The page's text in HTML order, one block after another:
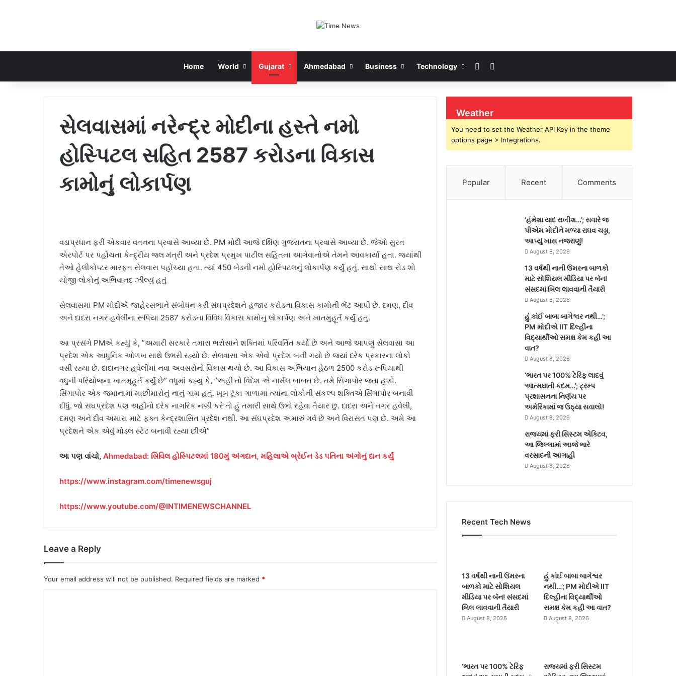
Home World Gujarat Ahmedabad Business Technology Log In
સેલવાસમાં નરેન્દ્ર મોદીના હસ્તે નમો
હોસ્પિટલ સહિત 2587 કરોડના વિકાસ
કામોનું લોકાર્પણ
વડાપ્રધાન ફરી એકવાર વતનના પ્રવાસે આવ્યા છે. PM મોદી આજે દક્ષિણ ગુજરાતના પ્રવાસે આવ્યા છે. જેઓ સુરત
એરપોર્ટ પર પહોંચતા કેન્દ્રીય જલ મંત્રી અને પ્રદેશ પ્રમુખ પાટીલ સહિતના આગેવાનોએ તેમને આવકાર્યા હતા. જ્યાંથી
તેઓ હેલીકોપ્ટર મારફત સેલવાસ પહોંચ્યા હતા. ત્યાં 450 બેડની નમો હોસ્પિટલનું લોકાર્પણ કર્યું હતું. સાથો સાથ રોડ શો
યોજી લોકોનું અભિવાનદ ઝીલ્યું હતું
સેલવાસમાં PM મોદીએ જાહેરસભાને સંબોધન કરી સંઘપ્રદેશને હજાર કરોડના વિકાસ કામોની ભેંટ આપી છે. દમણ, દીવ
અને દાદરા નગર હવેલીના રૂપિયા 2587 કરોડના વિવિધ વિકાસ કામોનું લોકાર્પણ અને ખાતમુહૂર્ત કર્યું હતું.
આ પ્રસંગે PMએ કહ્યું કે, ”અમારી સરકારે તમારા ભરોસાને શક્તિમાં પરિવર્તિત કર્યો છે અને આજે આપણું સેલવાસા આ
પ્રદેશ એક આધુનિક ઓળખ સાથે ઉભરી રહ્યો છે. સેલવાસા એક એવો પ્રદેશ બની ગયો છે જ્યાં દરેક પ્રકારના લોકો
વસી રહ્યા છે. દાદાનગર હવેલીમાં નવા અવસરોનો વિકાસ થયો છે. આ વિકાસ અભિયાન હેઠળ 2500 કરોડ રૂપિયાથી
વધુની પરિયોજના ખાતમૂહુર્ત કર્યું છે” વધુમાં કહ્યું કે, ”અહીં તો વિદેશ એ નાર્મલ બાબત છે. તમે સિંગાપોર જતા હશો.
સિંગાપોર એક જમાનામાં માછીમારોનું નાનું ગામ હતું. ખૂબ ટૂંકા ગાળામાં ત્યાંના લોકોની સંકલ્પ શક્તિએ સિંગાપોર બનાવી
દીધું. જો સંઘપ્રદેશ પણ અહીંનો દરેક નાગરિક નક્કી કરે તો હું તમારી સાથે ઉભો રહેવા તૈયાર છું. દાદરા અને નગર હવેલી,
દમણ અને દીવ અમારા માટે ફક્ત કેન્દ્રશાસિત પ્રદેશ નથી. આ સંઘપ્રદેશ અમારું ગર્વ છે અને વિરાસત પણ છે. અમે આ
પ્રદેશને એક એવું મોડલ સ્ટેટ બનાવી રહ્યા છીએ”
આ પણ વાંચો, Ahmedabad: સિવિલ હોસ્પિટલમાં 180મું અંગદાન, મહિલાએ બ્રેઈન ડેડ પતિના અંગોનું દાન કર્યું
https://www.instagram.com/timenewsguj
https://www.youtube.com/@INTIMENEWSCHANNEL
Leave a Reply
Your email address will not be published. Required fields are marked *
Weather
You need to set the Weather API Key in the theme
options page > Integrations.
Popular Recent Comments
‘હંમેશા યાદ રાખીશ…’; સવારે જ
પીએમ મોદીને મળ્યા રાઘવ ચડ્ડા,
આપ્યું ખાસ નજરાણું!
August 8, 2026
13 વર્ષથી નાની ઉંમરના બાળકો
માટે સોશિયલ મીડિયા પર બૅન!
સંસદમાં બિલ લાવવાની તૈયારી
August 8, 2026
હું કાંઈ બાબા બાગેશ્વર નથી…’;
PM મોદીએ IIT દિલ્હીના
વિદ્યાર્થીઓ સમક્ષ કેમ કહી આ
વાત?
August 8, 2026
‘ભારત પર 100% ટેરિફ લાદવું
આત્મઘાતી કદમ…’; ટ્રમ્પ
પ્રશાસનના નિર્ણય પર
અમેરિકામાં જ ઉઠ્યા સવાલો!
August 8, 2026
રાજ્યમાં ફરી સિસ્ટમ એક્ટિવ,
આ જિલ્લામાં આજે ભારે
વરસાદની આગાહી
August 8, 2026
Recent Tech News
13 વર્ષથી નાની ઉંમરના
બાળકો માટે સોશિયલ
મીડિયા પર બૅન! સંસદમાં
બિલ લાવવાની તૈયારી
August 8, 2026
હું કાંઈ બાબા બાગેશ્વર
નથી…’; PM મોદીએ IIT
દિલ્હીના વિદ્યાર્થીઓ
સમક્ષ કેમ કહી આ વાત?
August 8, 2026
‘ભારત પર 100% ટેરિફ
રાજ્યમાં ફરી સિસ્ટમ